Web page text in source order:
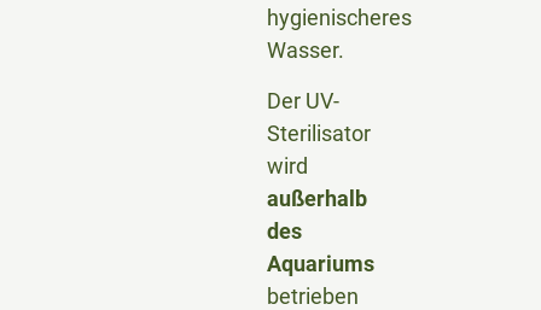
hygienischeres
Wasser.
Der UV-
Sterilisator
wird
außerhalb
des
Aquariums
betrieben